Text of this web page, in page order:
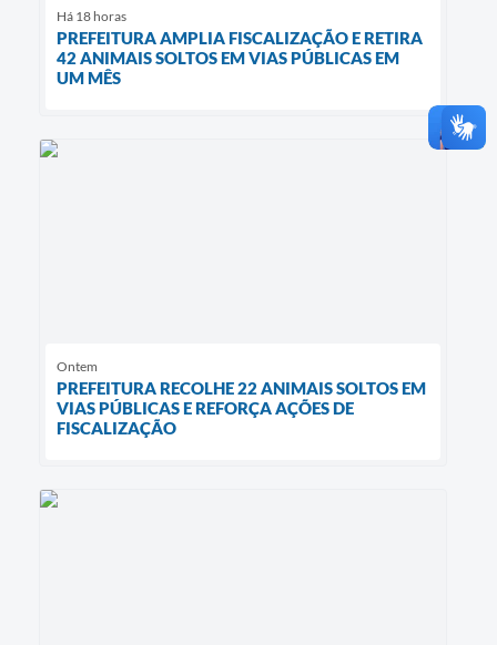
Há 18 horas
PREFEITURA AMPLIA FISCALIZAÇÃO E RETIRA
42 ANIMAIS SOLTOS EM VIAS PÚBLICAS EM
UM MÊS
Ontem
PREFEITURA RECOLHE 22 ANIMAIS SOLTOS EM
VIAS PÚBLICAS E REFORÇA AÇÕES DE
FISCALIZAÇÃO